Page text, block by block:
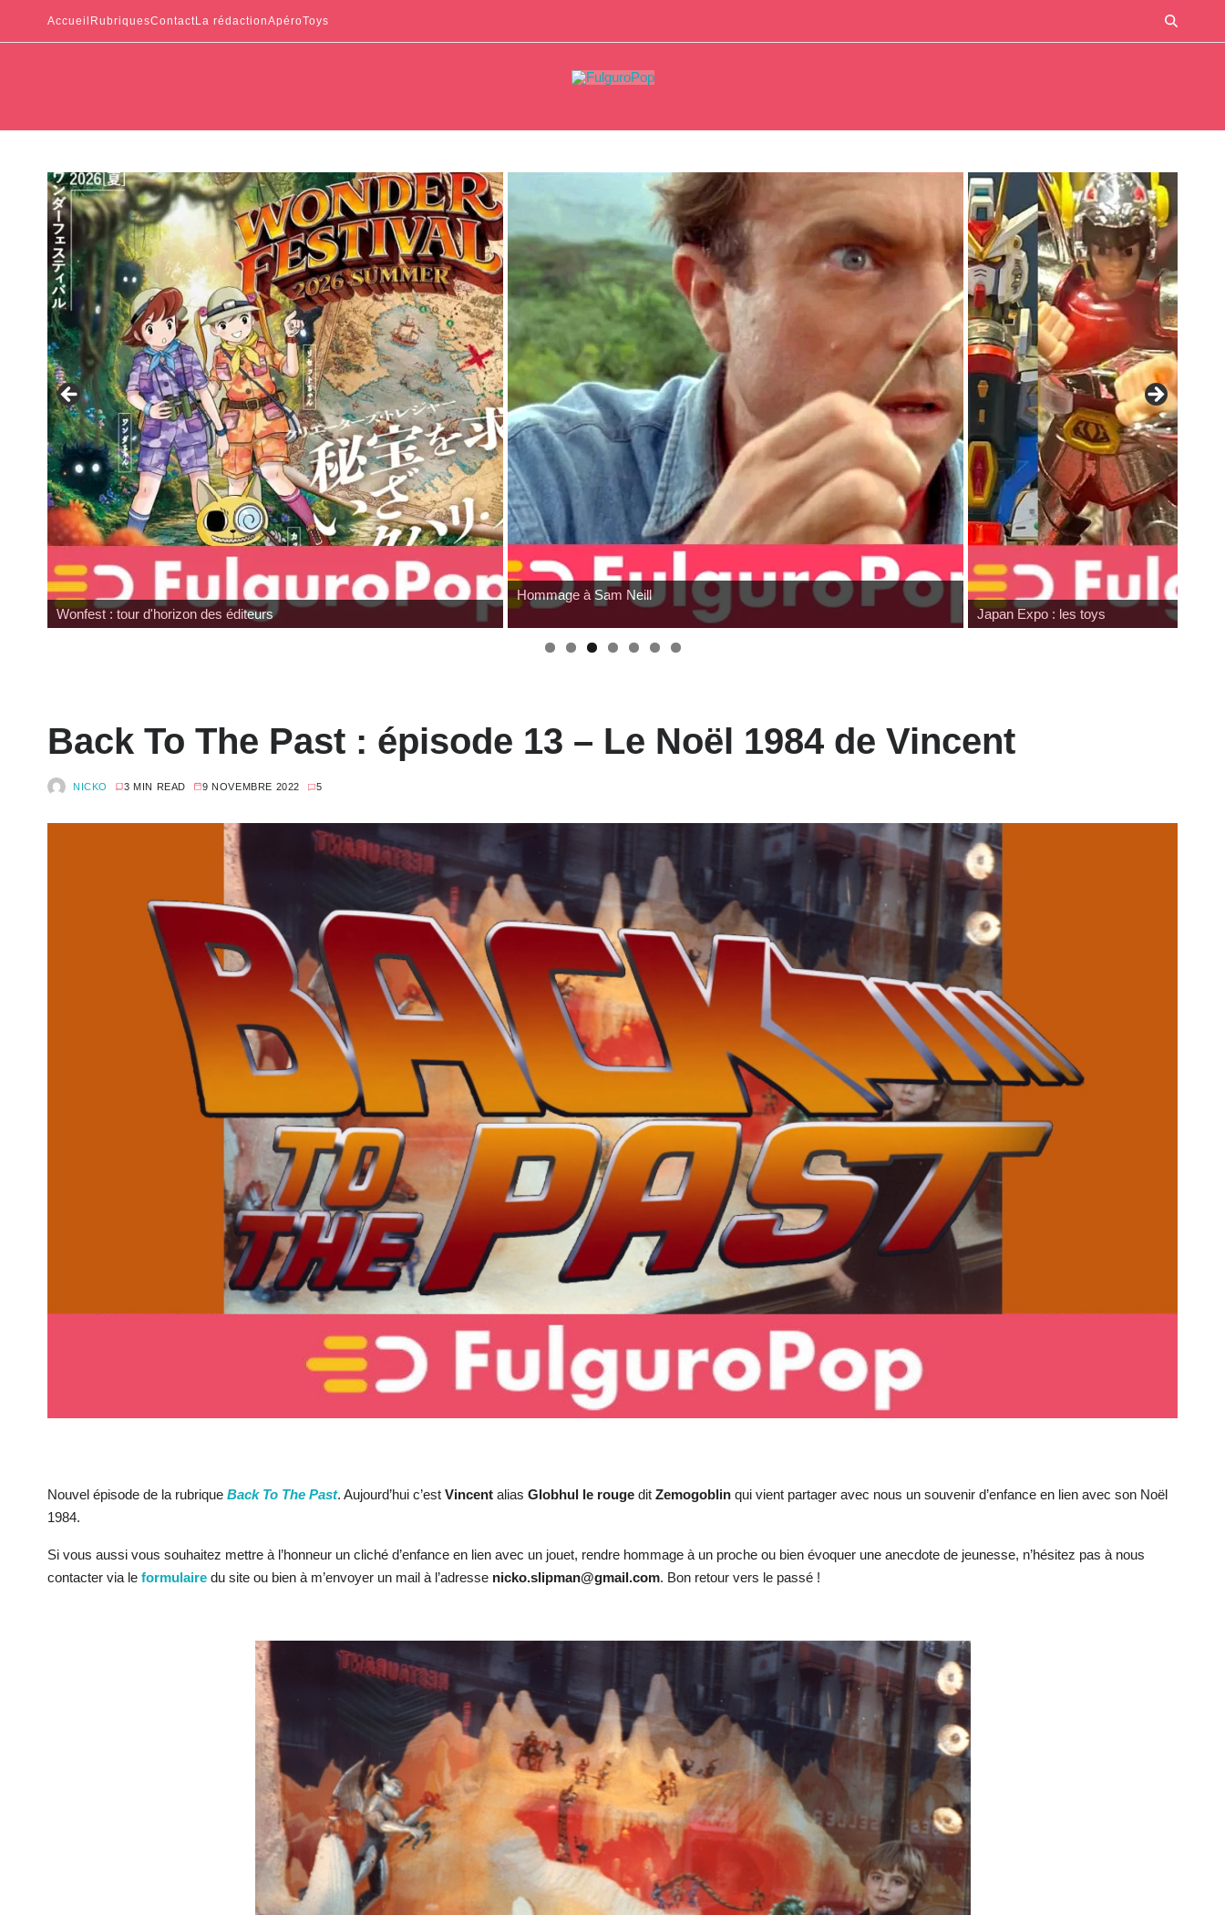
Accueil RubriquesContactLa rédactionApéroToys
Wonfest : tour d'horizon des éditeurs
Hommage à Sam Neill
Japan Expo : les toys
Back To The Past : épisode 13 – Le Noël 1984 de Vincent
NICKO 3 MIN READ 9 NOVEMBRE 2022 5
Nouvel épisode de la rubrique Back To The Past. Aujourd’hui c’est Vincent alias Globhul le rouge dit Zemogoblin qui vient partager avec nous un souvenir d’enfance en lien avec son Noël
1984.
Si vous aussi vous souhaitez mettre à l’honneur un cliché d’enfance en lien avec un jouet, rendre hommage à un proche ou bien évoquer une anecdote de jeunesse, n’hésitez pas à nous
contacter via le formulaire du site ou bien à m’envoyer un mail à l’adresse nicko.slipman@gmail.com. Bon retour vers le passé !